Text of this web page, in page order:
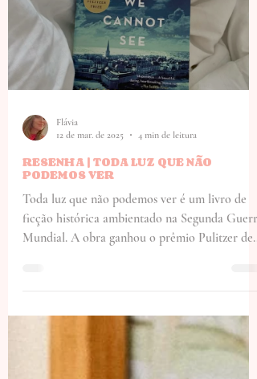
sejam boas esposas e se submetam a diversos
abusos, Amani sonha em fugir de sua cidade -
Vila da Poeira - e ir buscar uma nova vida na
capital, Izman.
Flávia
12 de mar. de 2025
RESENHA | TODA LUZ QUE NÃO
PODEMOS VER
Toda luz que não podemos ver é um livro de